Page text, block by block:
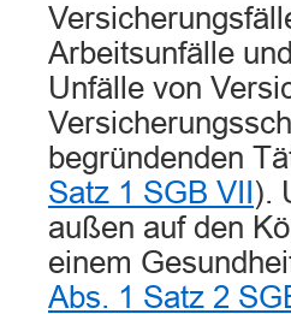
Arbeitsunfälle
Unfälle von
begründenden
Satz 1 SGB VII ).
außen auf den
einem
Abs. 1 Satz 2